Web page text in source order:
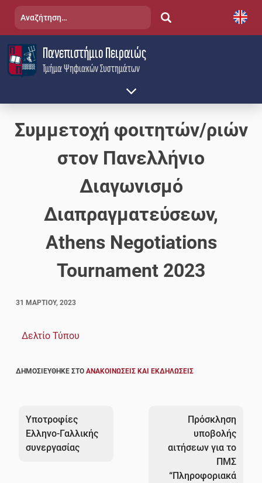
content
Τμήμα Ψηφιακών Συστημάτων
Πανεπιστήμιο Πειραιώς
Αναζήτηση
Συμμετοχή φοιτητών/ριών
στον Πανελλήνιο
Διαγωνισμό
Διαπραγματεύσεων,
Athens Negotiations
Tournament 2023
31 ΜΑΡΤΊΟΥ, 2023
Δελτίο Τύπου
ΔΗΜΟΣΙΕΎΘΗΚΕ ΣΤΟΑΝΑΚΟΙΝΏΣΕΙΣ ΚΑΙ ΕΚΔΗΛΏΣΕΙΣ
άρθρων
Υποτροφίες
Ελληνο-Γαλλικής
συνεργασίας
Πρόσκληση
υποβολής
αιτήσεων για το
ΠΜΣ
“Πληροφοριακά